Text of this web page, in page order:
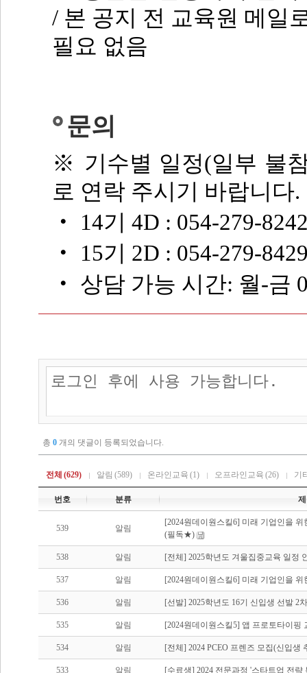
/ 본 공지 전 교육원 메일
필요 없음
문의
※ 기수별 일정(일부 불
로 연락 주시기 바랍니다.
‧ 14기 4D : 054-279-
‧ 15기 2D : 054-279-
‧ 상담 가능 시간: 월-금
총 0 개의 댓글이 등록되었습니다.
전체 (629) 알림 (589) 온라인교육 (1) 오프라인교육 (26) 기
번호 분류
539 알림
[2024원데이원스킬6] 미래 기업인을
(필독★)
538 알림 [전체] 2025학년도 겨울집중교육 일정
537 알림 [2024원데이원스킬6] 미래 기업인을
536 알림 [선발] 2025학년도 16기 신입생 선발 2
535 알림 [2024원데이원스킬5] 앱 프로토타이
534 알림 [전체] 2024 PCEO 프렌즈 모집(신입생
533 알림 [수료생] 2024 전문과정 '스타트업 전